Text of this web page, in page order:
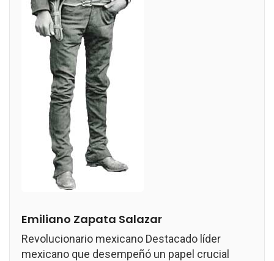
Emiliano Zapata Salazar
Revolucionario mexicano Destacado líder
mexicano que desempeñó un papel crucial